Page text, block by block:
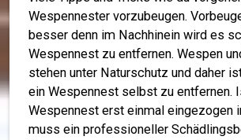
Wespennester vorzubeugen.
besser denn im Nachhinein wird es
Wespennest zu entfernen. Wespen
stehen unter Naturschutz und daher
ein Wespennest selbst zu entfernen.
Wespennest erst einmal eingezogen
muss ein professioneller